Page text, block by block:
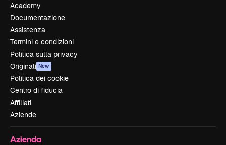
Academy
Documentazione
Assistenza
Termini e condizioni
Politica sulla privacy
Originali New
Politica dei cookie
Centro di fiducia
Affiliati
Aziende
Azienda